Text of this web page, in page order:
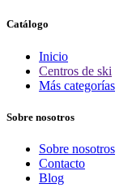
Catálogo
Inicio
Centros de ski
Más categorías
Sobre nosotros
Sobre nosotros
Contacto
Blog